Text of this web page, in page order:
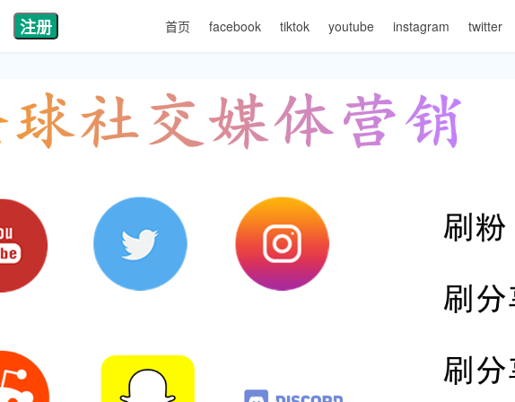
注册 首页 facebook tiktok youtube instagram twitter